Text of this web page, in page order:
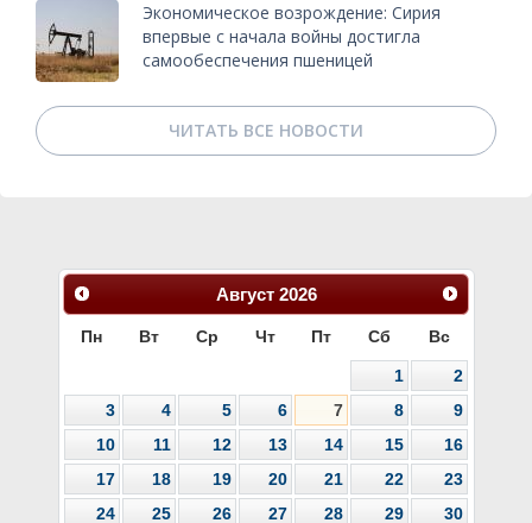
Экономическое возрождение: Сирия
впервые с начала войны достигла
самообеспечения пшеницей
ЧИТАТЬ ВСЕ НОВОСТИ
Август 2026
Пн Вт Ср Чт Пт Сб Вс
1
2
3
4 5 6 7 8
9
10
11 12 13 14 15
16
17
18 19 20 21 22
23
24
25 26 27 28 29
30